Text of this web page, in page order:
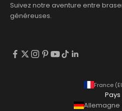
Suivez notre aventure entre
généreuses.
Pays